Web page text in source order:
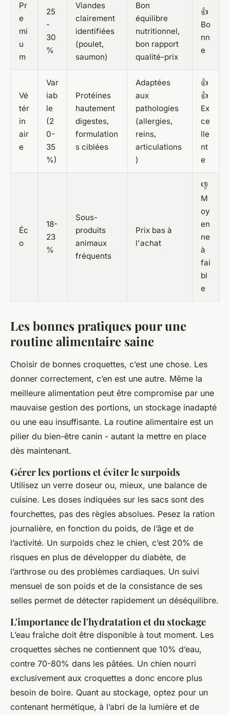
Pr
e
mi
u
m
25
-
30
%
Viandes
clairement
identifiées
(poulet,
saumon)
Bon
équilibre
nutritionnel,
bon rapport
qualité-prix
👍
Bo
nn
e
Vé
tér
in
air
e
Var
iab
le
(2
0-
35
%)
Protéines
hautement
digestes,
formulation
s ciblées
Adaptées
aux
pathologies
(allergies,
reins,
articulations
)
👍
👍
Ex
ce
lle
nt
e
Éc
o
18-
23
%
Sous-
produits
animaux
fréquents
Prix bas à
l'achat
👎
M
oy
en
ne
à
fai
bl
e
Les bonnes pratiques pour une
routine alimentaire saine
Choisir de bonnes croquettes, c’est une chose. Les
donner correctement, c’en est une autre. Même la
meilleure alimentation peut être compromise par une
mauvaise gestion des portions, un stockage inadapté
ou une eau insuffisante. La routine alimentaire est un
pilier du bien-être canin - autant la mettre en place
dès maintenant.
Gérer les portions et éviter le surpoids
Utilisez un verre doseur ou, mieux, une balance de
cuisine. Les doses indiquées sur les sacs sont des
fourchettes, pas des règles absolues. Pesez la ration
journalière, en fonction du poids, de l’âge et de
l’activité. Un surpoids chez le chien, c’est 20% de
risques en plus de développer du diabète, de
l’arthrose ou des problèmes cardiaques. Un suivi
mensuel de son poids et de la consistance de ses
selles permet de détecter rapidement un déséquilibre.
L'importance de l'hydratation et du stockage
L’eau fraîche doit être disponible à tout moment. Les
croquettes sèches ne contiennent que 10% d’eau,
contre 70-80% dans les pâtées. Un chien nourri
exclusivement aux croquettes a donc encore plus
besoin de boire. Quant au stockage, optez pour un
contenant hermétique, à l’abri de la lumière et de